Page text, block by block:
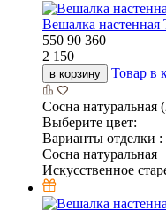
Вешалка
550 90 360
2 150
в корзину Товар в
Сосна натуральная
Выберите цвет:
Варианты отделки :
Сосна натуральная
Искусственное